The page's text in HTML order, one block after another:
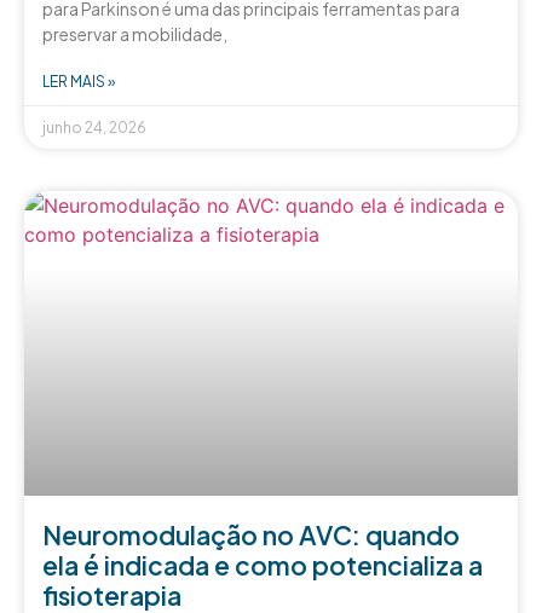
para Parkinson é uma das principais ferramentas para
preservar a mobilidade,
LER MAIS »
junho 24, 2026
Neuromodulação no AVC: quando
ela é indicada e como potencializa a
fisioterapia